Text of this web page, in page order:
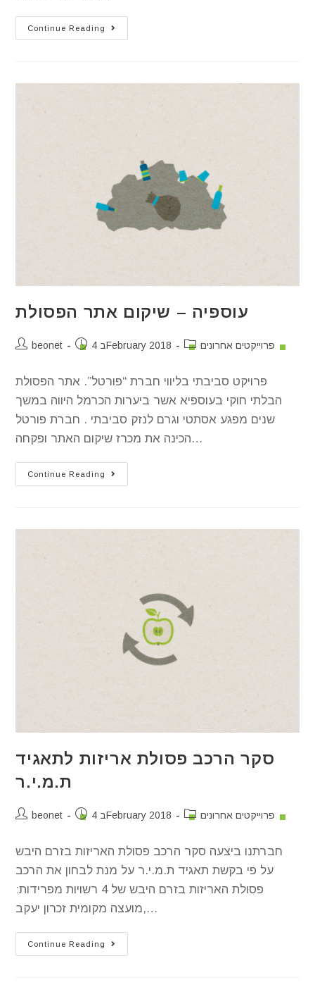
Continue Reading
עוספיה – שיקום אתר הפסולת
beonet 4 בFebruary 2018 פרוייקטים אחרונים
פרויקט סביבתי בליווי חברת “פורטל”. אתר הפסולת
הבלתי חוקי בעוספיא אשר ביערות הכרמל היווה במשך
שנים מפגע אסתטי וגרם לנזק סביבתי . חברת פורטל
הכינה את מכרז שיקום האתר ופקחה…
Continue Reading
סקר הרכב פסולת אריזות לתאגיד
ת.מ.י.ר
beonet 4 בFebruary 2018 פרוייקטים אחרונים
חברתנו ביצעה סקר הרכב פסולת האריזות בזרם היבש
על פי בקשת תאגיד ת.מ.י.ר על מנת לבחון את הרכב
פסולת האריזות בזרם היבש של 4 רשויות מפרידות:
מועצה מקומית זכרון יעקב,…
Continue Reading